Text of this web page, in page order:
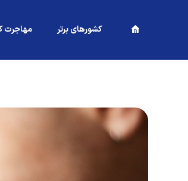
کشورهای برتر مهاجرت